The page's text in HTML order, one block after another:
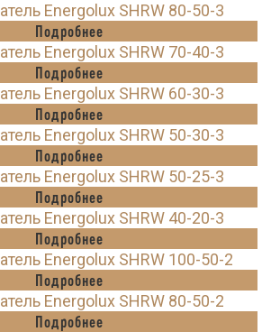
Energolux SHRW 80-50-3
Подробнее
Energolux SHRW 70-40-3
Подробнее
Energolux SHRW 60-30-3
Подробнее
Energolux SHRW 50-30-3
Подробнее
Energolux SHRW 50-25-3
Подробнее
Energolux SHRW 40-20-3
Подробнее
Energolux SHRW 100-50-2
Подробнее
Energolux SHRW 80-50-2
Подробнее